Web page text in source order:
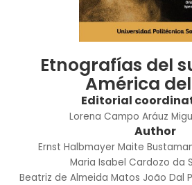
Etnografías del
América
Editorial
Lorena Campo Aráuz
Author
Ernst Halbmayer Maite
Maria Isabel Cardozo da
Beatriz de Almeida Matos João Dal